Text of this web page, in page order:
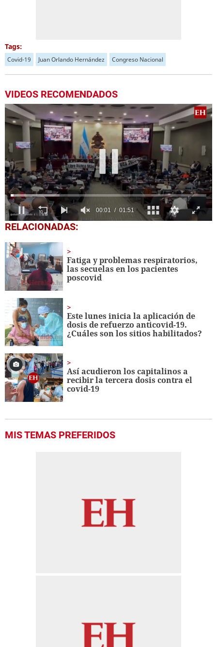
Tags:
Covid-19 Juan Orlando Hernández Congreso Nacional
VIDEOS RECOMENDADOS
0
seconds
1
minute,
51
seconds
RELACIONADAS:
Fatiga y problemas respiratorios,
las secuelas en los pacientes
poscovid
Este lunes inicia la aplicación de
dosis de refuerzo anticovid-19.
¿Cuáles son los sitios habilitados?
Así acudieron los capitalinos a
recibir la tercera dosis contra el
covid-19
MIS TEMAS PREFERIDOS